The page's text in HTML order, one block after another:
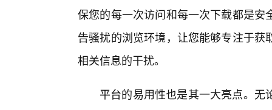
保您的每一次访问和每一次下载都是
告骚扰的浏览环境，让您能够专注于
相关信息的干扰。
平台的易用性也是其一大亮点。